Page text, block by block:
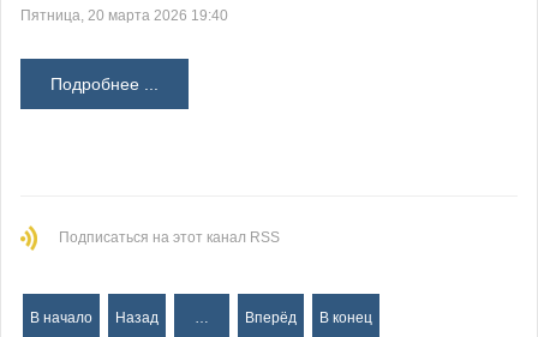
Пятница, 20 марта 2026 19:40
Подробнее ...
Подписаться на этот канал RSS
В начало Назад … Вперёд В конец